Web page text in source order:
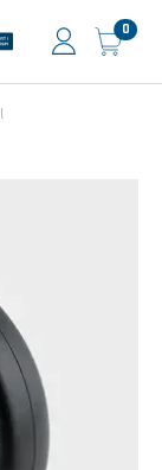
0